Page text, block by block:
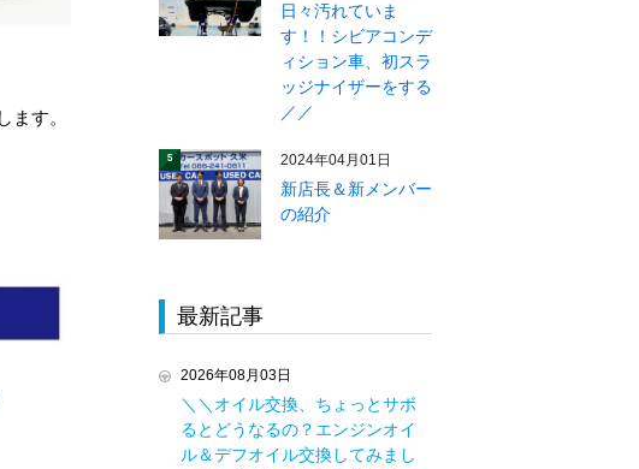
ます。
日々汚れていま
す！！シビアコンデ
ィション車、初スラ
ッジナイザーをする
／／
5 2024年04月01日
新店長＆新メンバー
の紹介
最新記事
2026年08月03日
＼＼オイル交換、ちょっとサボ
るとどうなるの？エンジンオイ
ル＆デフオイル交換してみまし